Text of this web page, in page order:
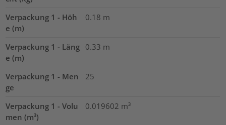
Verpackung 1 - Höh
e (m)
0.18 m
Verpackung 1 - Läng
e (m)
0.33 m
Verpackung 1 - Men
ge
25
Verpackung 1 - Volu
men (m³)
0.019602 m³